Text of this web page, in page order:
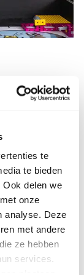
te
te bieden
delen we
onze
analyse. Deze
met andere
ze hebben
services.
de
van